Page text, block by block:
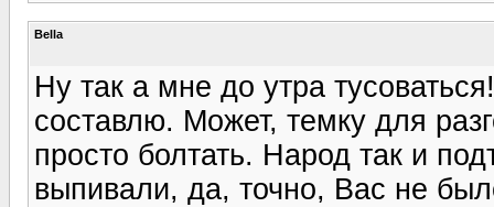
Bella
Ну так а мне до утра
составлю. Может, темку для
просто болтать. Народ так и
выпивали, да, точно, Вас не